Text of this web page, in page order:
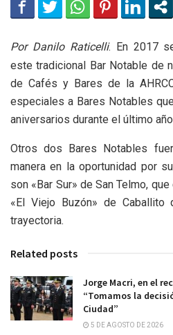
Por Danilo Raticelli. En 2017
este tradicional Bar Notable de
de Cafés y Bares de la
especiales a Bares Notables
aniversarios durante el último
Otros dos Bares Notables
manera en la oportunidad por
son «Bar Sur» de San Telmo,
«El Viejo Buzón» de
trayectoria.
Related posts
Jorge Macri, en el
“Tomamos la
Ciudad”
5 DE AGOSTO DE 2026